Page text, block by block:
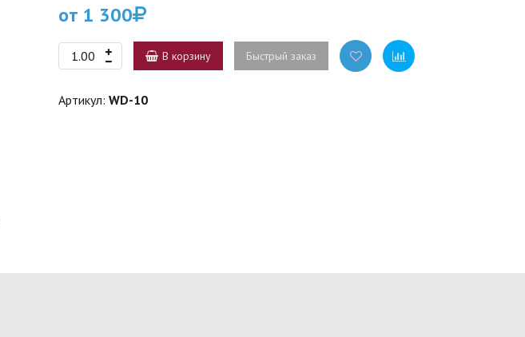
от 1 300
В корзину Быстрый заказ
Артикул:WD-10